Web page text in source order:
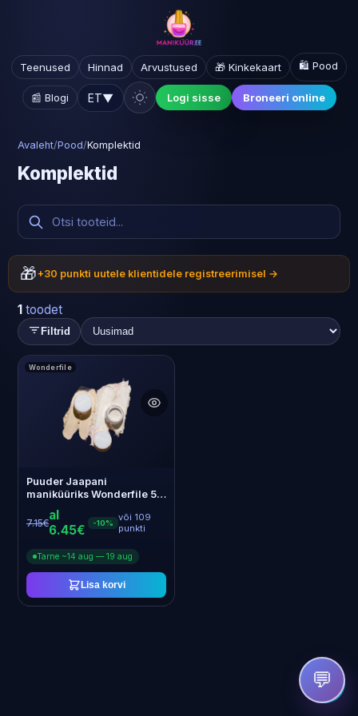
Teenused Hinnad Arvustused 🎁 Kinkekaart 🛍️ Pood
📰 Blogi ET▼ Logi sisse Broneeri online
Avaleht/Pood/Komplektid
Komplektid
🎁+30 punkti uutele klientidele registreerimisel →
1 toodet
Filtrid
Ainult laos
Wonderfile
Puuder Jaapani
maniküüriks Wonderfile 5
7.15€al
6.45€
-10%
või 109
punkti
Tarne ~14 aug — 19 aug
Lisa korvi
💬